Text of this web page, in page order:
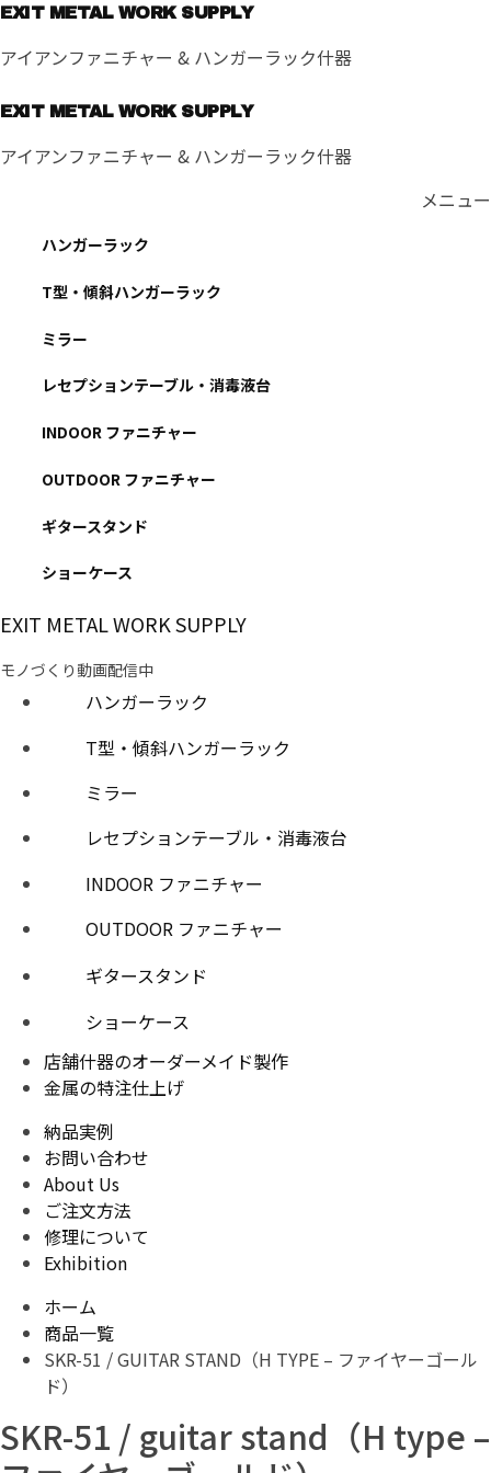
コ
テ
ツ
へ
ス
EXIT METAL WORK SUPPLY
アイアンファニチャー & ハンガーラック什器
EXIT METAL WORK SUPPLY
アイアンファニチャー & ハンガーラック什器
メニュー
ハンガーラック
T型・傾斜ハンガーラック
ミラー
レセプションテーブル・消毒液台
INDOOR ファニチャー
OUTDOOR ファニチャー
ギタースタンド
ショーケース
EXIT METAL WORK SUPPLY
モノづくり動画配信中
ハンガーラック
T型・傾斜ハンガーラック
ミラー
レセプションテーブル・消毒液台
INDOOR ファニチャー
OUTDOOR ファニチャー
ギタースタンド
ショーケース
店舗什器のオーダーメイド製作
金属の特注仕上げ
納品実例
お問い合わせ
About Us
ご注文方法
修理について
Exhibition
ホーム
商品一覧
SKR-51 / GUITAR STAND（H TYPE – ファイヤーゴール
ド）
SKR-51 / guitar stand（H type –